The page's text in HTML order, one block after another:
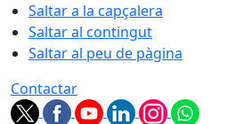
Saltar a la capçalera
Saltar al contingut
Saltar al peu de pàgina
Contactar